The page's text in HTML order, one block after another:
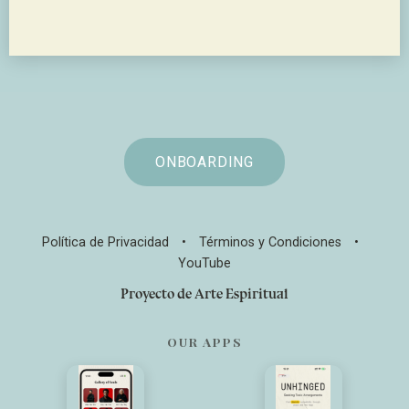
ONBOARDING
Política de Privacidad • Términos y Condiciones
•
YouTube
Proyecto de Arte Espiritual
OUR APPS